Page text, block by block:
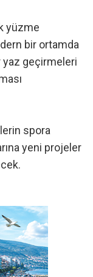
yüzme
bir ortamda
geçirmeleri
spora
yeni projeler